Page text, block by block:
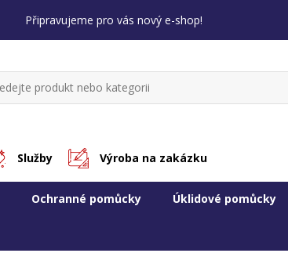
Připravujeme pro vás nový e-shop!
Služby Výroba na zakázku
Ochranné pomůcky Úklidové pomůcky